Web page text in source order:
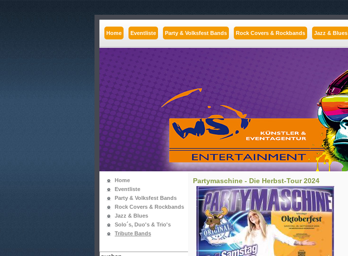
Home Eventliste Party & Volksfest Bands Rock Covers & Rockbands Jazz & Blues
Home
Eventliste
Party & Volksfest Bands
Rock Covers & Rockbands
Jazz & Blues
Solo´s, Duo's & Trio's
Tribute Bands
Partymaschine - Die Herbst-Tour 2024